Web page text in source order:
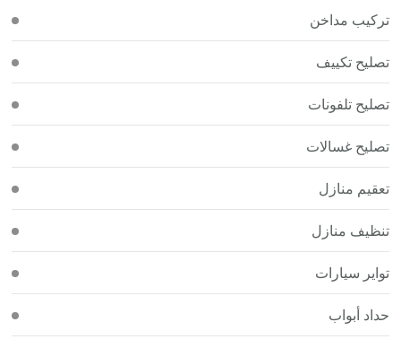
تركيب مداخن
تصليح تكييف
تصليح تلفونات
تصليح غسالات
تعقيم منازل
تنظيف منازل
تواير سيارات
حداد أبواب